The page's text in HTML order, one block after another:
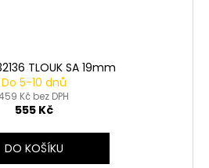
TLOUK SA 19mm
Do 5-10 dnů
Kč bez DPH
555 Kč
DO KOŠÍKU